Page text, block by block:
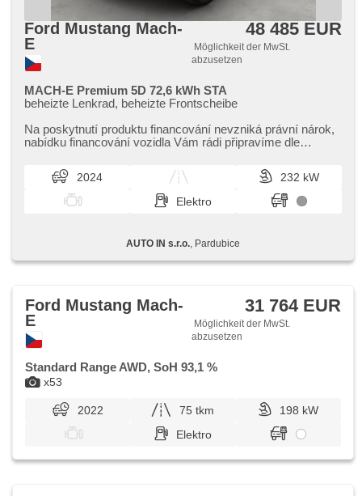
Ford Mustang Mach-
E
48 485 EUR
Möglichkeit der MwSt.
abzusetzen
MACH-E Premium 5D 72,6 kWh STA
beheizte Lenkrad, beheizte Frontscheibe
Na poskytnutí produktu financování nevzniká právní nárok,​
nabídku financování vozidla Vám rádi připravíme dle
2024
232 kW
Elektro
AUTO IN s.r.o. , Pardubice
x53
Ford Mustang Mach-
E
31 764 EUR
Möglichkeit der MwSt.
abzusetzen
Standard Range AWD, SoH 93,1 %
2022 75 tkm
198 kW
Elektro